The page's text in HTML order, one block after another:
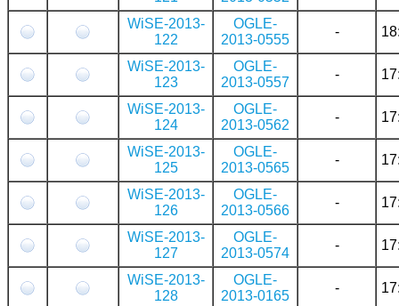
WiSE-2013-
122
OGLE-
2013-0555
-
WiSE-2013-
123
OGLE-
2013-0557
-
WiSE-2013-
124
OGLE-
2013-0562
-
WiSE-2013-
125
OGLE-
2013-0565
-
WiSE-2013-
126
OGLE-
2013-0566
-
WiSE-2013-
127
OGLE-
2013-0574
-
WiSE-2013-
128
OGLE-
2013-0165
-